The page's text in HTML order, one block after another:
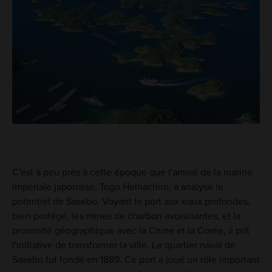
C'est à peu près à cette époque que l'amiral de la marine
impériale japonaise, Togo Heihachiro, a analysé le
potentiel de Sasebo. Voyant le port aux eaux profondes,
bien protégé, les mines de charbon avoisinantes, et la
proximité géographique avec la Chine et la Corée, il prit
l'initiative de transformer la ville. Le quartier naval de
Sasebo fut fondé en 1889. Ce port a joué un rôle important